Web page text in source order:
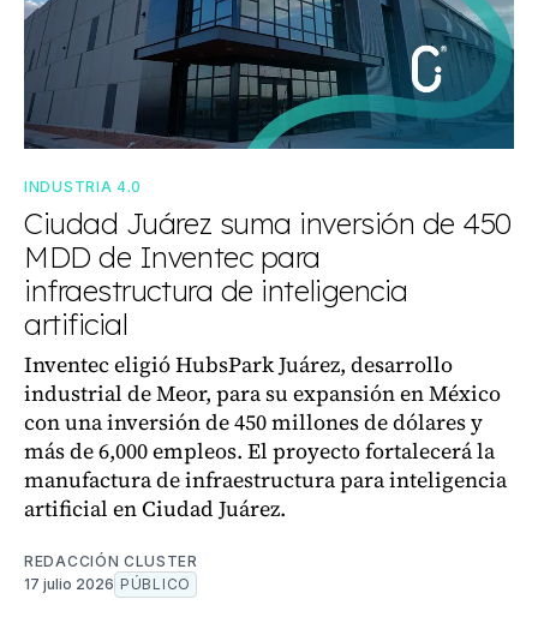
INDUSTRIA 4.0
Ciudad Juárez suma inversión de 450
MDD de Inventec para
infraestructura de inteligencia
artificial
Inventec eligió HubsPark Juárez, desarrollo
industrial de Meor, para su expansión en México
con una inversión de 450 millones de dólares y
más de 6,000 empleos. El proyecto fortalecerá la
manufactura de infraestructura para inteligencia
artificial en Ciudad Juárez.
REDACCIÓN CLUSTER
17 julio 2026 PÚBLICO